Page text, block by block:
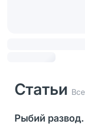
Статьи
Рыбий